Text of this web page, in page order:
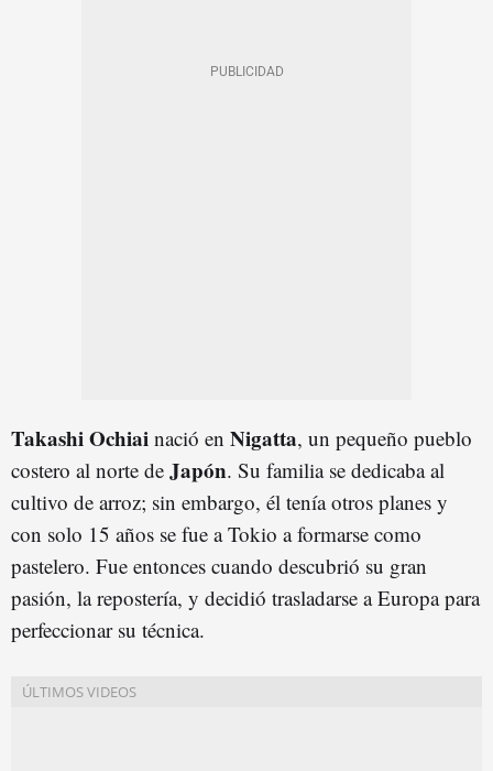
Takashi Ochiai nació en Nigatta, un pequeño pueblo
costero al norte de Japón. Su familia se dedicaba al
cultivo de arroz; sin embargo, él tenía otros planes y
con solo 15 años se fue a Tokio a formarse como
pastelero. Fue entonces cuando descubrió su gran
pasión, la repostería, y decidió trasladarse a Europa para
perfeccionar su técnica.